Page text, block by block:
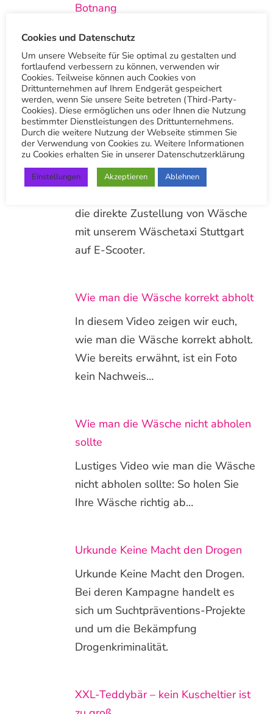
Botnang
Vielen Dank
Andere Beiträge
Wäschetaxi Stuttgart E-Scooter im
Einsatz
Wir sind seit über 100 Jahren
die direkte Zustellung von Wäsche
mit unserem Wäschetaxi Stuttgart
auf E-Scooter.
Wie man die Wäsche korrekt abholt
In diesem Video zeigen wir euch,
wie man die Wäsche korrekt abholt.
Wie bereits erwähnt, ist ein Foto
kein Nachweis…
Wie man die Wäsche nicht abholen
sollte
Lustiges Video wie man die Wäsche
nicht abholen sollte: So holen Sie
Ihre Wäsche richtig ab…
Urkunde Keine Macht den Drogen
Urkunde Keine Macht den Drogen.
Bei deren Kampagne handelt es
sich um Suchtpräventions-Projekte
und um die Bekämpfung
Drogenkriminalität.
XXL-Teddybär – kein Kuscheltier ist
Cookies und Datenschutz
Um unsere Webseite für Sie optimal zu gestalten und
fortlaufend verbessern zu können, verwenden wir
Cookies. Teilweise können auch Cookies von
Drittunternehmen auf Ihrem Endgerät gespeichert
werden, wenn Sie unsere Seite betreten (Third-Party-
Cookies). Diese ermöglichen uns oder Ihnen die Nutzung
bestimmter Dienstleistungen des Drittunternehmens.
Durch die weitere Nutzung der Webseite stimmen Sie
der Verwendung von Cookies zu. Weitere Informationen
zu Cookies erhalten Sie in unserer Datenschutzerklärung
Einstellungen Akzeptieren Ablehnen